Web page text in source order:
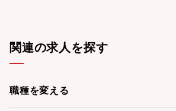
関連の求人を探す
職種を変える